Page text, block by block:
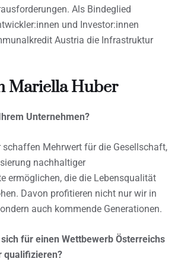
Als Bindeglied
und Investor:innen
Austria die Infrastruktur
Mariella Huber
Unternehmen?
schaffen Mehrwert für die Gesellschaft,
nachhaltiger
ermöglichen, die die Lebensqualität
Davon profitieren nicht nur wir in
auch kommende Generationen.
für einen Wettbewerb Österreichs
qualifizieren?